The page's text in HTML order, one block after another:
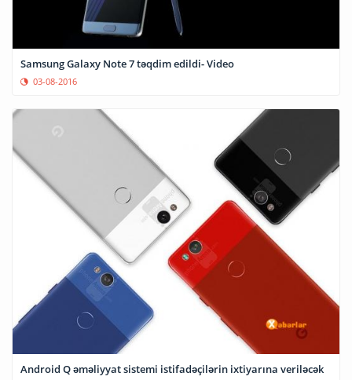
Samsung Galaxy Note 7 təqdim edildi- Video
03-08-2016
Android Q əməliyyat sistemi istifadəçilərin ixtiyarına veriləcək